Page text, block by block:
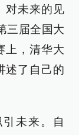
对未来的见
三届全国大
上，清华大
述了自己的
未来。自